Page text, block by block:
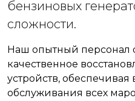
бензиновых
сложности.
Наш опытный персонал
качественное
устройств,
обслуживания всех